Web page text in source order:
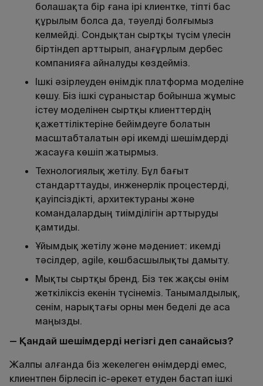
болашақта бір ғана ірі клиентке, тіпті бас
құрылым болса да, тәуелді болғымыз
келмейді. Сондықтан сыртқы түсім үлесін
біртіндеп арттырып, анағұрлым дербес
компанияға айналуды көздейміз.
Ішкі әзірлеуден өнімдік платформа моделіне
көшу. Біз ішкі сұраныстар бойынша жұмыс
істеу моделінен сыртқы клиенттердің
қажеттіліктеріне бейімдеуге болатын
масштабталатын әрі икемді шешімдерді
жасауға көшіп жатырмыз.
Технологиялық жетілу. Бұл бағыт
стандарттауды, инженерлік процестерді,
қауіпсіздікті, архитектураны және
командалардың тиімділігін арттыруды
қамтиды.
Ұйымдық жетілу және мәдениет: икемді
тәсілдер, agile, көшбасшылықты дамыту.
Мықты сыртқы бренд. Біз тек жақсы өнім
жеткіліксіз екенін түсінеміз. Танымалдылық,
сенім, нарықтағы орны мен беделі де аса
маңызды.
— Қандай шешімдерді негізгі деп санайсыз?
Жалпы алғанда біз жекелеген өнімдерді емес,
клиентпен бірлесіп іс-әрекет етуден бастап ішкі